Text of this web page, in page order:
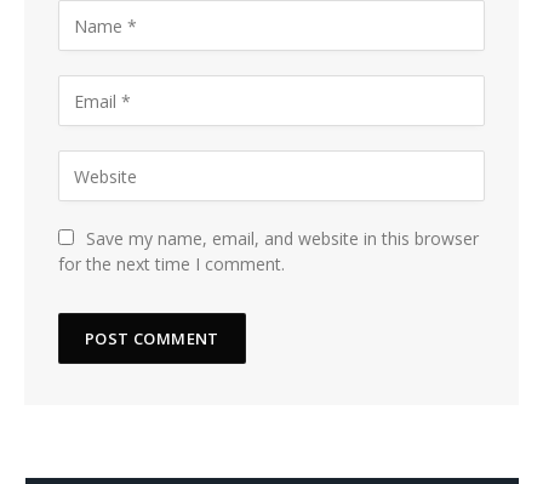
Save my name, email, and website in this browser
for the next time I comment.